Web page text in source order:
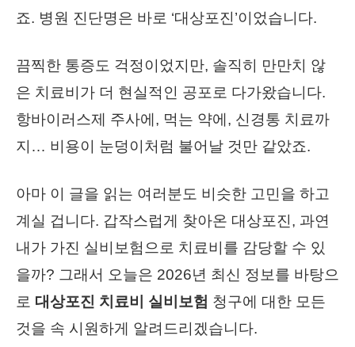
죠. 병원 진단명은 바로 ‘대상포진’이었습니다.
끔찍한 통증도 걱정이었지만, 솔직히 만만치 않
은 치료비가 더 현실적인 공포로 다가왔습니다.
항바이러스제 주사에, 먹는 약에, 신경통 치료까
지… 비용이 눈덩이처럼 불어날 것만 같았죠.
아마 이 글을 읽는 여러분도 비슷한 고민을 하고
계실 겁니다. 갑작스럽게 찾아온 대상포진, 과연
내가 가진 실비보험으로 치료비를 감당할 수 있
을까? 그래서 오늘은 2026년 최신 정보를 바탕으
로 대상포진 치료비 실비보험 청구에 대한 모든
것을 속 시원하게 알려드리겠습니다.